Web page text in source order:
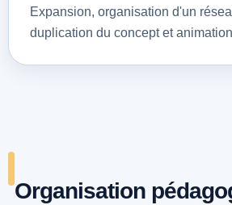
Expansion, organisation d'un
duplication du concept et
Organisation